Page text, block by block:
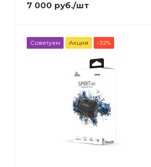
7 000 руб./шт
Советуем Акция -32%